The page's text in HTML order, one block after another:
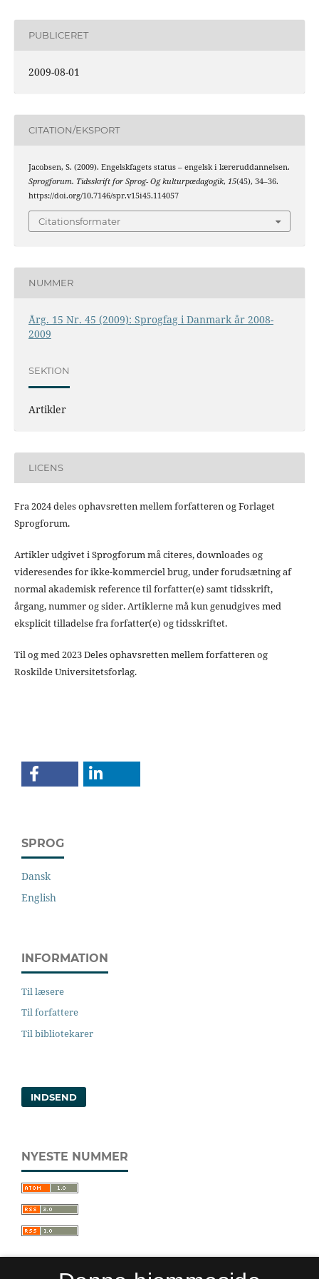
PUBLICERET
2009-08-01
CITATION/EKSPORT
Jacobsen, S. (2009). Engelskfagets status – engelsk i læreruddannelsen.
Sprogforum. Tidsskrift for Sprog- Og kulturpædagogik, 15(45), 34–36.
https://doi.org/10.7146/spr.v15i45.114057
Citationsformater
NUMMER
Årg. 15 Nr. 45 (2009): Sprogfag i Danmark år 2008-
2009
SEKTION
Artikler
LICENS
Fra 2024 deles ophavsretten mellem forfatteren og Forlaget
Sprogforum.
Artikler udgivet i Sprogforum må citeres, downloades og
videresendes for ikke-kommerciel brug, under forudsætning af
normal akademisk reference til forfatter(e) samt tidsskrift,
årgang, nummer og sider. Artiklerne må kun genudgives med
eksplicit tilladelse fra forfatter(e) og tidsskriftet.
Til og med 2023 Deles ophavsretten mellem forfatteren og
Roskilde Universitetsforlag.
SPROG
Dansk
English
INFORMATION
Til læsere
Til forfattere
Til bibliotekarer
INDSEND
NYESTE NUMMER